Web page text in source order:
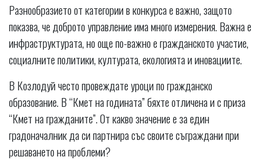
Разнообразието от категории в конкурса е важно, защото
показва, че доброто управление има много измерения. Важна е
инфраструктурата, но още по-важно е гражданското участие,
социалните политики, културата, екологията и иновациите.
В Козлодуй често провеждате уроци по гражданско
образование. В “Кмет на годината” бяхте отличена и с приза
“Кмет на гражданите”. От какво значение е за един
градоначалник да си партнира със своите съграждани при
решаването на проблеми?